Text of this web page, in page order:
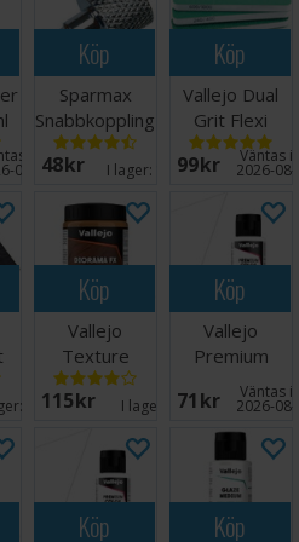
in:
08-27
Köp
Sparmax
Snabbkoppling
Airbrush Han
1/8"
48 SEK I lager:
Köp
Vallejo Dual
Grit Flexi
Sanders 3st
99 SEK Väntas
2026-
20+
Köp
Vallejo
Texture
Brown Earth
200ml
115 SEK I lager:
Köp
Vallejo
Premium
Varnish Matt
60ml
71 SEK Väntas
2026-
Köp Köp